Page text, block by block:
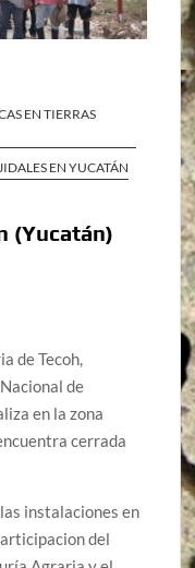
EN TIERRAS
EN YUCATÁN
(Yucatán)
de Tecoh,
de
en la zona
cerrada
instalaciones en
del